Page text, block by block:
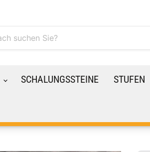
SCHALUNGSSTEINE STUFEN